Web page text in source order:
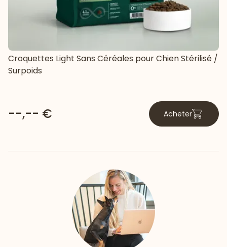
Croquettes Light Sans Céréales pour Chien Stérilisé /
Surpoids
--,-- € Acheter